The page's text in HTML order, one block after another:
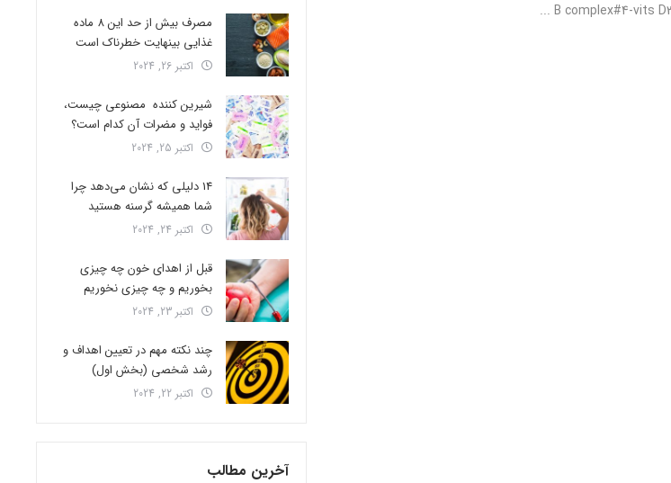
مصرف بیش از حد این 8 ماده
غذایی بینهایت خطرناک است
اکتبر 26, 2024
شیرین کننده مصنوعی چیست،
فواید و مضرات آن کدام است؟
اکتبر 25, 2024
14 دلیلی که نشان می‌دهد چرا
شما همیشه گرسنه هستید
اکتبر 24, 2024
قبل از اهدای خون چه چیزی
بخوریم و چه چیزی نخوریم
اکتبر 23, 2024
چند نکته مهم در تعیین اهداف و
رشد شخصی (بخش اول)
اکتبر 22, 2024
آخرین مطالب